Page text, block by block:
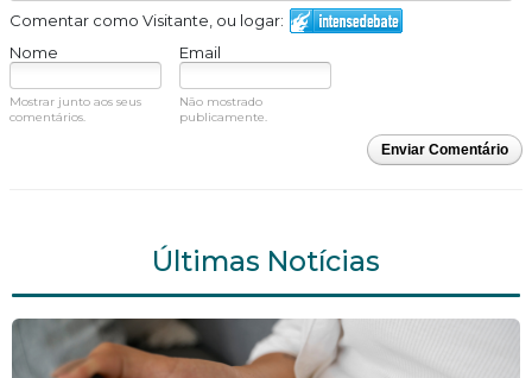
Comentar como Visitante, ou logar:
Nome
Email
Mostrar junto aos seus
comentários.
Não mostrado
publicamente.
Enviar Comentário
Últimas Notícias